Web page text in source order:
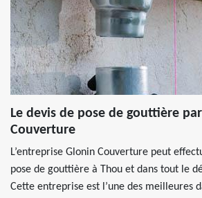
Le devis de pose de gouttière
Couverture
L’entreprise Glonin Couverture peut
pose de gouttière à Thou et dans tout le
Cette entreprise est l’une des meilleures